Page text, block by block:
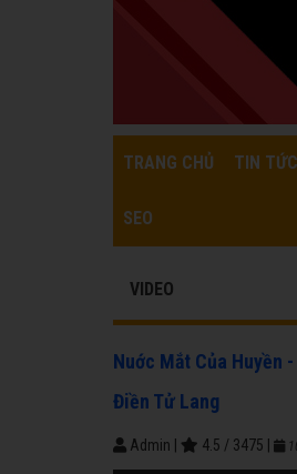
TRANG CHỦ TIN TỨC
SEO
VIDEO
Nuớc Mắt Của Huyền
Điền Tử Lang
Admin 4.5 / 3475